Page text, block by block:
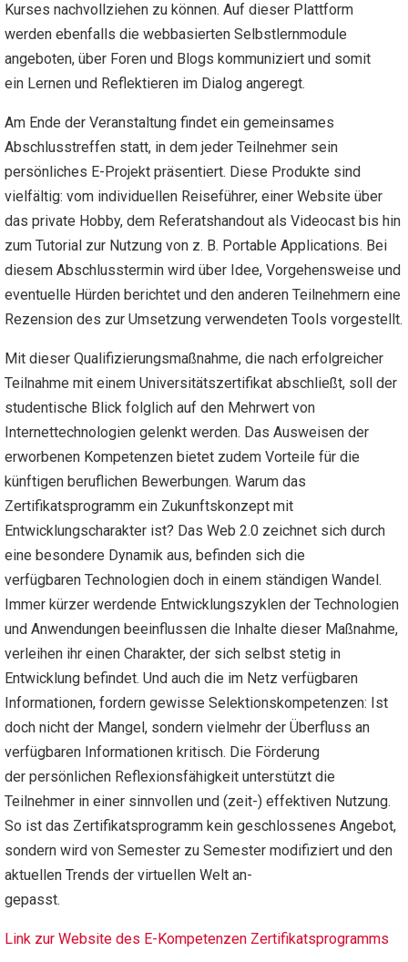
Kurses nachvollziehen zu können. Auf dieser Plattform
werden ebenfalls die webbasierten Selbstlernmodule
angeboten, über Foren und Blogs kommuniziert und somit
ein Lernen und Reflektieren im Dialog angeregt.
Am Ende der Veranstaltung findet ein gemeinsames
Abschlusstreffen statt, in dem jeder Teilnehmer sein
persönliches E-Projekt präsentiert. Diese Produkte sind
vielfältig: vom individuellen Reiseführer, einer Website über
das private Hobby, dem Referatshandout als Videocast bis hin
zum Tutorial zur Nutzung von z. B. Portable Applications. Bei
diesem Abschlusstermin wird über Idee, Vorgehensweise und
eventuelle Hürden berichtet und den anderen Teilnehmern eine
Rezension des zur Umsetzung verwendeten Tools vorgestellt.
Mit dieser Qualifizierungsmaßnahme, die nach erfolgreicher
Teilnahme mit einem Universitätszertifikat abschließt, soll der
studentische Blick folglich auf den Mehrwert von
Internettechnologien gelenkt werden. Das Ausweisen der
erworbenen Kompetenzen bietet zudem Vorteile für die
künftigen beruflichen Bewerbungen. Warum das
Zertifikatsprogramm ein Zukunftskonzept mit
Entwicklungscharakter ist? Das Web 2.0 zeichnet sich durch
eine besondere Dynamik aus, befinden sich die
verfügbaren Technologien doch in einem ständigen Wandel.
Immer kürzer werdende Entwicklungszyklen der Technologien
und Anwendungen beeinflussen die Inhalte dieser Maßnahme,
verleihen ihr einen Charakter, der sich selbst stetig in
Entwicklung befindet. Und auch die im Netz verfügbaren
Informationen, fordern gewisse Selektionskompetenzen: Ist
doch nicht der Mangel, sondern vielmehr der Überfluss an
verfügbaren Informationen kritisch. Die Förderung
der persönlichen Reflexionsfähigkeit unterstützt die
Teilnehmer in einer sinnvollen und (zeit-) effektiven Nutzung.
So ist das Zertifikatsprogramm kein geschlossenes Angebot,
sondern wird von Semester zu Semester modifiziert und den
aktuellen Trends der virtuellen Welt an-
gepasst.
Link zur Website des E-Kompetenzen Zertifikatsprogramms